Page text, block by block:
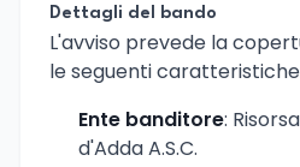
Dettagli del bando
L'avviso prevede la
le seguenti
Ente banditore:
d'Adda A.S.C.